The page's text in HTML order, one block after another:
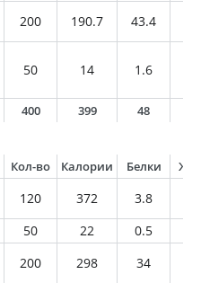
200 190.7 43.4
50 14 1.6
400 399 48
Кол-во Калории Белки
120 372 3.8
50 22 0.5
200 298 34